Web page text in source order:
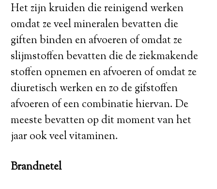
Het zijn kruiden die reinigend werken
omdat ze veel mineralen bevatten die
giften binden en afvoeren of omdat ze
slijmstoffen bevatten die de ziekmakende
stoffen opnemen en afvoeren of omdat ze
diuretisch werken en zo de gifstoffen
afvoeren of een combinatie hiervan. De
meeste bevatten op dit moment van het
jaar ook veel vitaminen.
Brandnetel